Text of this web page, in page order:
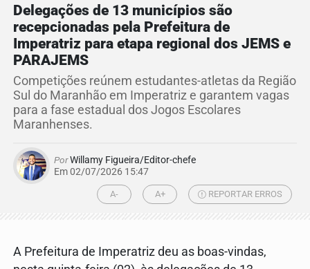
Delegações de 13 municípios são
recepcionadas pela Prefeitura de
Imperatriz para etapa regional dos JEMS e
PARAJEMS
Competições reúnem estudantes-atletas da Região
Sul do Maranhão em Imperatriz e garantem vagas
para a fase estadual dos Jogos Escolares
Maranhenses.
PorWillamy Figueira/Editor-chefe
Em 02/07/2026 15:47
A- A+ REPORTAR ERROS
A Prefeitura de Imperatriz deu as boas-vindas,